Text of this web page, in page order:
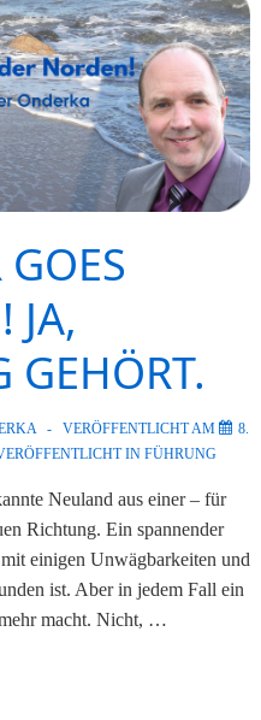
JA,
GEHÖRT.
VERÖFFENTLICHT AM
8.
IN FÜHRUNG
Neuland aus einer – für
Richtung. Ein spannender
einigen Unwägbarkeiten und
ist. Aber in jedem Fall ein
macht. Nicht, …